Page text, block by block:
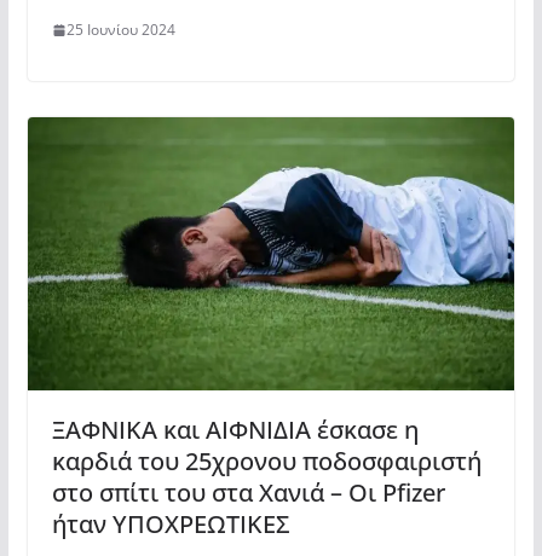
25 Ιουνίου 2024
ΞΑΦΝΙΚΑ και ΑΙΦΝΙΔΙΑ έσκασε η
καρδιά του 25χρονου ποδοσφαιριστή
στο σπίτι του στα Χανιά – Οι Pfizer
ήταν ΥΠΟΧΡΕΩΤΙΚΕΣ